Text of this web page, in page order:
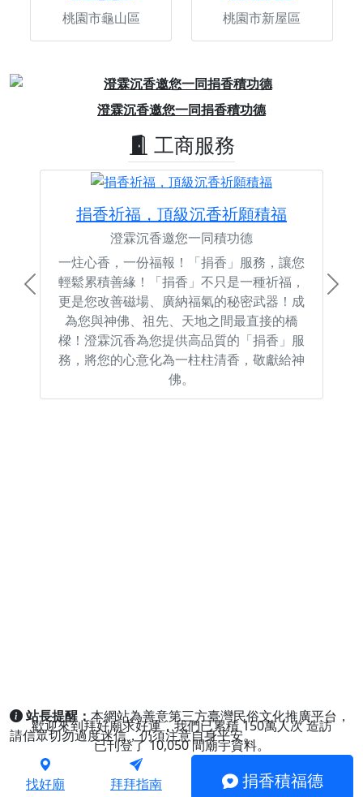
桃園市龜山區
桃園市新屋區
澄霖沉香邀您一同捐香積功德
工商服務
捐香祈福，頂級沉香祈願積福
澄霖沉香邀您一同積功德
一炷心香，一份福報！「捐香」服務，讓您
輕鬆累積善緣！「捐香」不只是一種祈福，
更是您改善磁場、廣納福氣的秘密武器！成
為您與神佛、祖先、天地之間最直接的橋
樑！澄霖沉香為您提供高品質的「捐香」服
務，將您的心意化為一柱柱清香，敬獻給神
佛。
Previous Next
站長提醒：本網站為善意第三方臺灣民俗文化推廣平台，
請信眾切勿過度迷信，仍須注意自身平安。
歡迎來到拜好廟求好運，我們已累積150萬人次造訪
已刊登了10,050間廟宇資料。
找好廟 拜拜指南 捐香積福德